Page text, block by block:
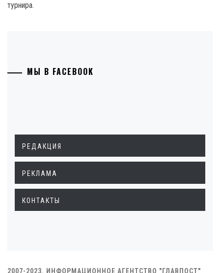
турнира.
МЫ В FACEBOOK
РЕДАКЦИЯ
РЕКЛАМА
КОНТАКТЫ
2007-2023. ИНФОРМАЦИОННОЕ АГЕНТСТВО "ГЛАВПОСТ"